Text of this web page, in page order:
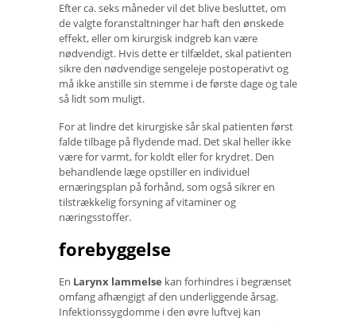
Efter ca. seks måneder vil det blive besluttet, om
de valgte foranstaltninger har haft den ønskede
effekt, eller om kirurgisk indgreb kan være
nødvendigt. Hvis dette er tilfældet, skal patienten
sikre den nødvendige sengeleje postoperativt og
må ikke anstille sin stemme i de første dage og tale
så lidt som muligt.
For at lindre det kirurgiske sår skal patienten først
falde tilbage på flydende mad. Det skal heller ikke
være for varmt, for koldt eller for krydret. Den
behandlende læge opstiller en individuel
ernæringsplan på forhånd, som også sikrer en
tilstrækkelig forsyning af vitaminer og
næringsstoffer.
forebyggelse
En Larynx lammelse kan forhindres i begrænset
omfang afhængigt af den underliggende årsag.
Infektionssygdomme i den øvre luftvej kan